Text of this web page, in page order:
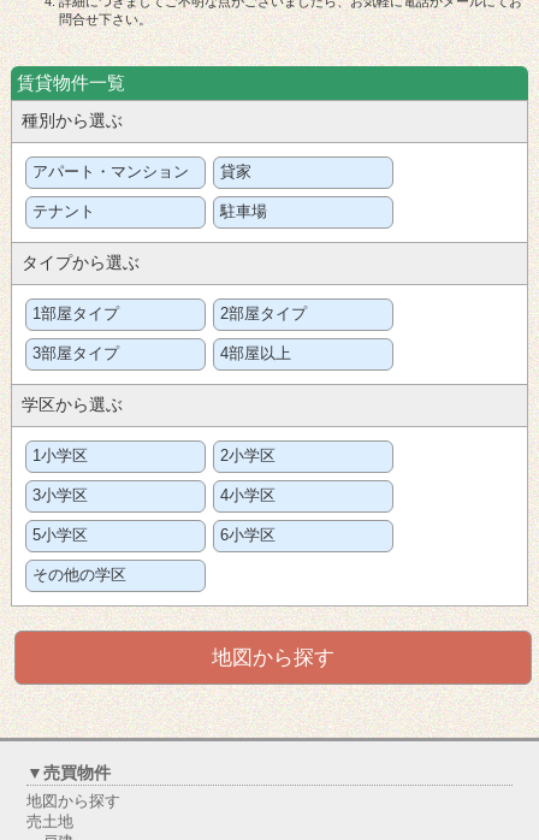
問合せ下さい。
賃貸物件一覧
種別から選ぶ
アパート・マンション 貸家
テナント 駐車場
タイプから選ぶ
1部屋タイプ 2部屋タイプ
3部屋タイプ 4部屋以上
学区から選ぶ
1小学区 2小学区
3小学区 4小学区
5小学区 6小学区
その他の学区
地図から探す
▼売買物件
地図から探す
売土地